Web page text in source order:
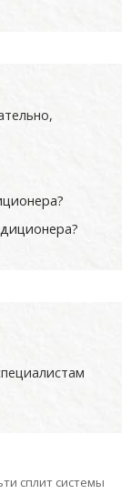
сплит системы